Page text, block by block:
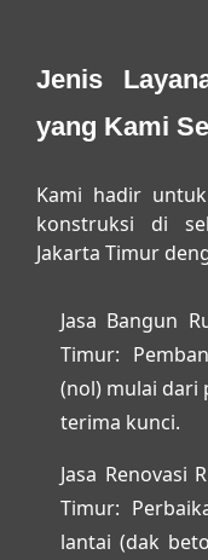
Jenis
yang Kami
Kami hadir
konstruksi di
Jakarta Timur
Jasa Bangun
Timur:
(nol) mulai dari
terima kunci.
Jasa Renovasi
Timur:
lantai (dak